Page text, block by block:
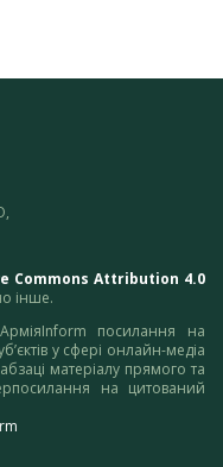
Commons Attribution 4.0
інше.
посилання на
у сфері онлайн-медіа
матеріалу прямого та
на цитований